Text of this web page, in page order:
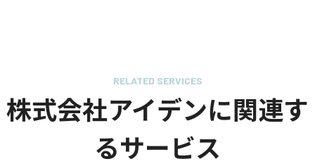
RELATED SERVICES
株式会社アイデンに関連す
るサービス